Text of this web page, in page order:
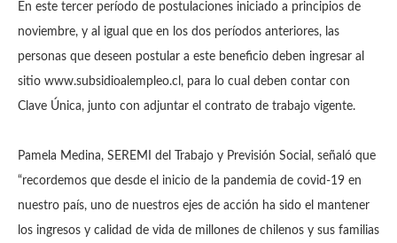
En este tercer período de postulaciones iniciado a principios de
noviembre, y al igual que en los dos períodos anteriores, las
personas que deseen postular a este beneficio deben ingresar al
sitio www.subsidioalempleo.cl, para lo cual deben contar con
Clave Única, junto con adjuntar el contrato de trabajo vigente.
Pamela Medina, SEREMI del Trabajo y Previsión Social, señaló que
“recordemos que desde el inicio de la pandemia de covid-19 en
nuestro país, uno de nuestros ejes de acción ha sido el mantener
los ingresos y calidad de vida de millones de chilenos y sus familias